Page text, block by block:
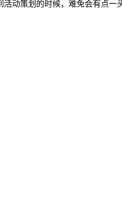
动策划的时候，难免会有点